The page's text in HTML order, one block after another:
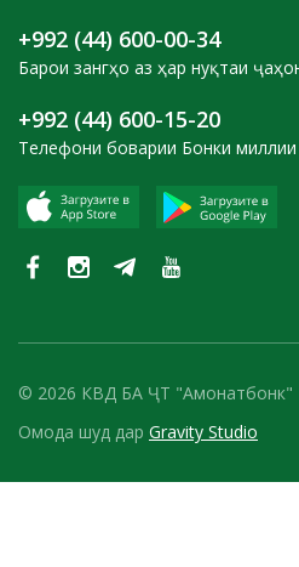
+992 (44) 600-00-34
Барои зангҳо аз ҳар нуқтаи
+992 (44) 600-15-20
Телефони боварии Бонки
© 2026 КВД БА ҶТ "Амонатбонк"
Омода шуд дар Gravity Studio